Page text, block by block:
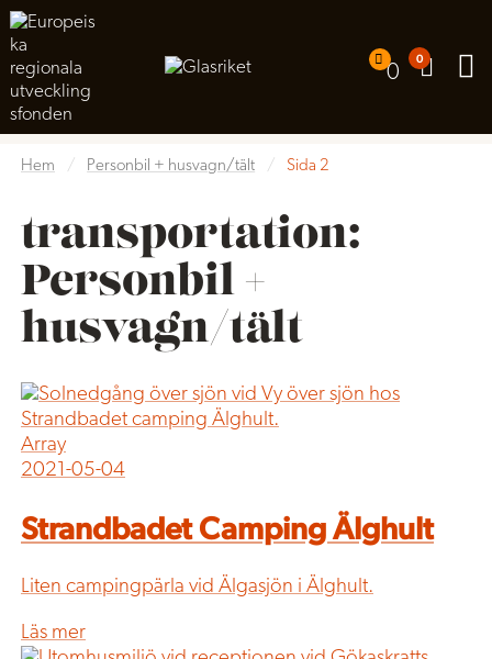
0
0
Liten campingpärla vid Älgasjön i Älghult.
Hem / Personbil + husvagn/tält / Sida 2
transportation:
Personbil +
husvagn/tält
Array
2021-05-04
Strandbadet Camping Älghult
Liten campingpärla vid Älgasjön i Älghult.
Läs mer